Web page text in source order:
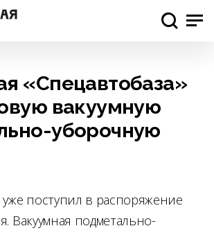
«Спецавтобаза»
вакуумную
уборочную
поступил в распоряжение
Вакуумная подметально-